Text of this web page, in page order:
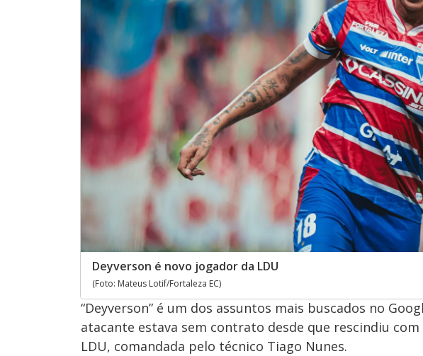
Deyverson é novo jogador da LDU
(Foto: Mateus Lotif/Fortaleza EC)
“Deyverson” é um dos assuntos mais buscados no
atacante estava sem contrato desde que rescindiu
LDU, comandada pelo técnico Tiago Nunes.